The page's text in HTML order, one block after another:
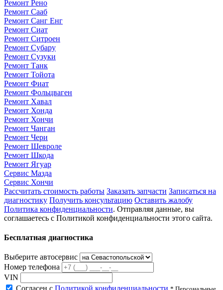
Ремонт Рено
Ремонт Сааб
Ремонт Санг Енг
Ремонт Сиат
Ремонт Ситроен
Ремонт Субару
Ремонт Сузуки
Ремонт Танк
Ремонт Тойота
Ремонт Фиат
Ремонт Фольцваген
Ремонт Хавал
Ремонт Хонда
Ремонт Хончи
Ремонт Чанган
Ремонт Чери
Ремонт Шевроле
Ремонт Шкода
Ремонт Ягуар
Сервис Мазда
Сервис Хончи
Рассчитать стоимость работы Заказать запчасти Записаться на
диагностику Получить консультацию Оставить жалобу
Политика конфиденциальности. Отправляя данные, вы
соглашаетесь с Политикой конфиденциальности этого сайта.
Бесплатная диагностика
Выберите автосервис
Номер телефона
VIN